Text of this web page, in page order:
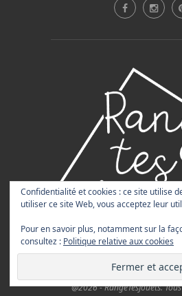
@2026 - RangeTesJouets.
Confidentialité et cookies : ce site utilise
utiliser ce site Web, vous acceptez leur
Pour en savoir plus, notamment sur la
consultez : Politique relative aux cookies